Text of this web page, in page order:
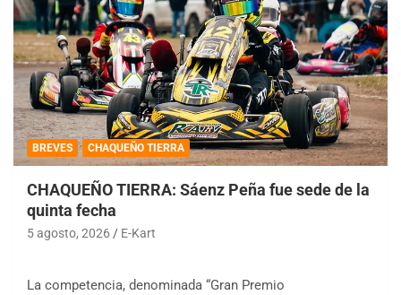
BREVES CHAQUEÑO TIERRA
CHAQUEÑO TIERRA: Sáenz Peña fue sede de la
quinta fecha
5 agosto, 2026 E-Kart
La competencia, denominada “Gran Premio